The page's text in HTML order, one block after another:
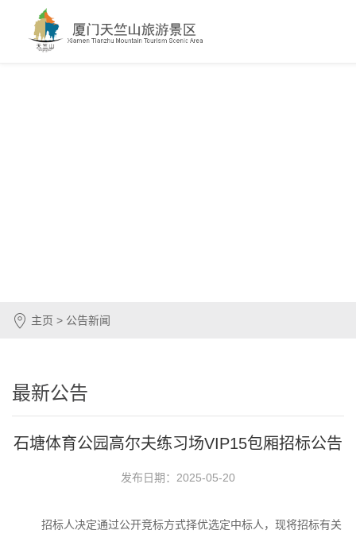
主页 > 公告新闻
最新公告
石塘体育公园高尔夫练习场VIP15包厢招标公告
发布日期：2025-05-20
招标人决定通过公开竞标方式择优选定中标人，现将招标有关